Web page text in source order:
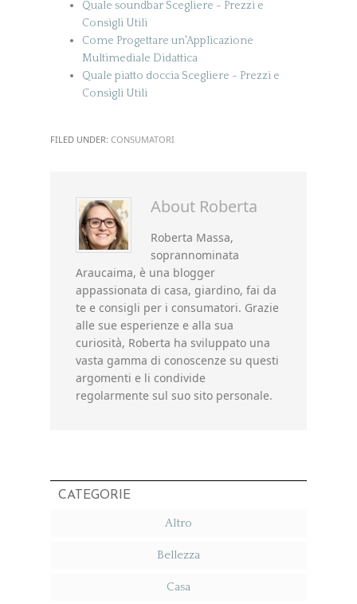
Quale soundbar Scegliere - Prezzi e
Consigli Utili
Come Progettare un'Applicazione
Multimediale Didattica
Quale piatto doccia Scegliere - Prezzi e
Consigli Utili
FILED UNDER: CONSUMATORI
About Roberta
Roberta Massa,
soprannominata
Araucaima, è una blogger
appassionata di casa, giardino, fai da
te e consigli per i consumatori. Grazie
alle sue esperienze e alla sua
curiosità, Roberta ha sviluppato una
vasta gamma di conoscenze su questi
argomenti e li condivide
regolarmente sul suo sito personale.
CATEGORIE
Altro
Bellezza
Casa